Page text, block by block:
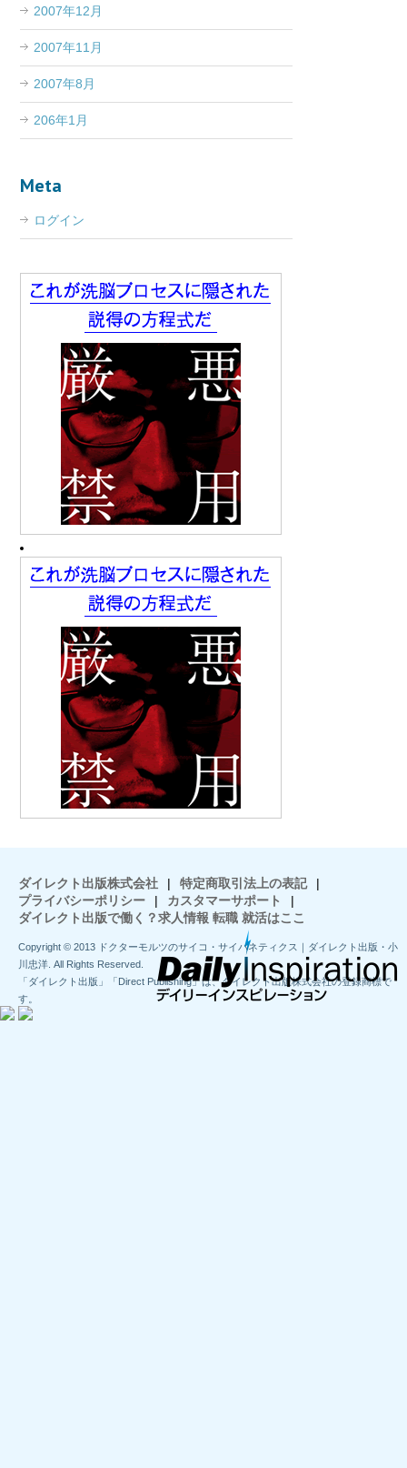
2007年12月
2007年11月
2007年8月
206年1月
Meta
ログイン
ダイレクト出版株式会社 | 特定商取引法上の表記
|
プライバシーポリシー
| カスタマーサポート
|
ダイレクト出版で働く？求人情報 転職 就活はここ
Copyright © 2013 ドクターモルツのサイコ・サイバネティクス｜ダイレクト出版・小
川忠洋. All Rights Reserved.
「ダイレクト出版」「Direct Publishing」は、ダイレクト出版株式会社の登録商標で
す。